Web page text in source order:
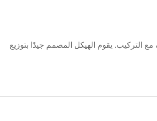
التركيب. يقوم الهيكل المصمم جيدًا بتوزيع